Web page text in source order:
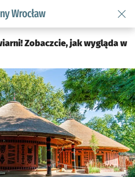
podserwis: Środowisko we
Zobaczcie, jak wygląda w